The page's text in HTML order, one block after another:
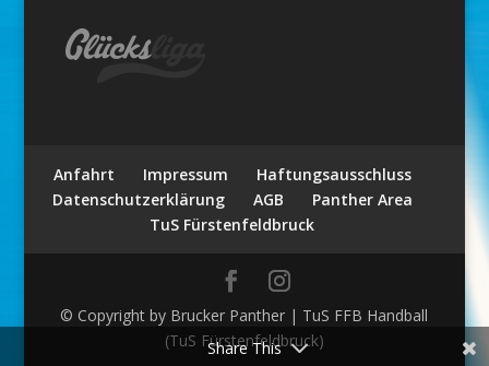
Anfahrt Impressum
Haftungsausschluss
Datenschutzerklärung
AGB
Panther Area
TuS Fürstenfeldbruck
© Copyright by Brucker Panther | TuS FFB Handball
(TuS Fürstenfeldbruck)
Share This